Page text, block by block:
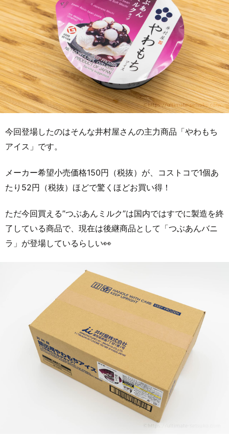
今回登場したのはそんな井村屋さんの主力商品「やわもち
アイス」です。
メーカー希望小売価格150円（税抜）が、コストコで1個あ
たり52円（税抜）ほどで驚くほどお買い得！
ただ今回買える”つぶあんミルク”は国内ではすでに製造を終
了している商品で、現在は後継商品として「つぶあんバニ
ラ」が登場しているらしい👀